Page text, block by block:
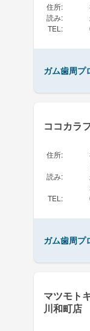
住所:
読み:
TEL :
ガム歯周プ
ココカラ
住所:
読み:
TEL :
ガム歯周プ
マツモト
川和町店